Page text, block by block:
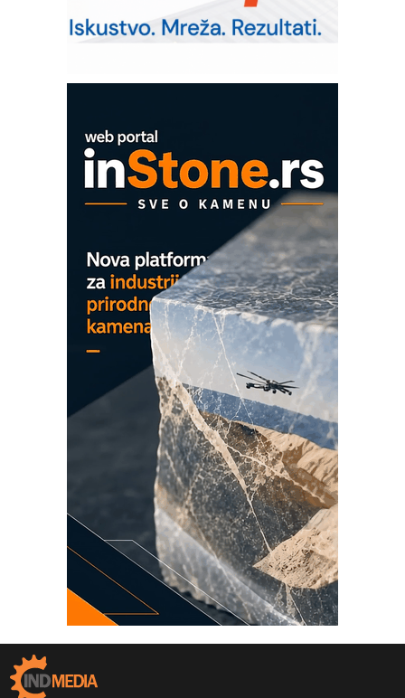
RMQ-TITAN ADVANCED INDICATOR
– Pametna signalizacija za efikasnije
upravljanje mašinama
era CNC merenja
Proizvodnja iC7 Hybrid 1500 VDC
mrežnog pretvarača sa tečnim
hlađenjem
COMBYPACK
EVOKS Maintenance Management